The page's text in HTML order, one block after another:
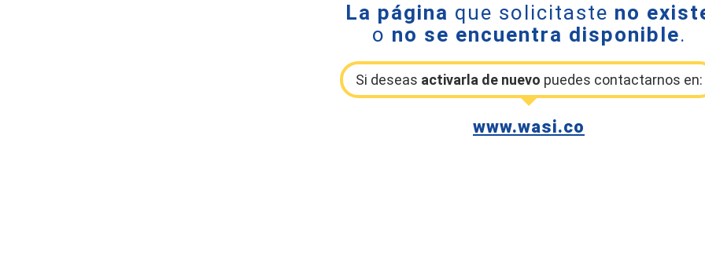
La página que solicitaste no
o no se encuentra disponible.
Si deseas activarla de nuevo puedes contactarnos en:
www.wasi.co